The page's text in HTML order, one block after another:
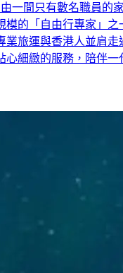
一間只有數名職員的
模的「自由行專家」
業旅運與香港人並肩走
心細緻的服務，陪伴